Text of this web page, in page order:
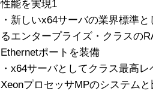
性能を実現1
・新しいx64サーバの業界標準
るエンタープライズ・クラスの
Ethernetポートを装備
・x64サーバとしてクラス最高
XeonプロセッサMPのシステム